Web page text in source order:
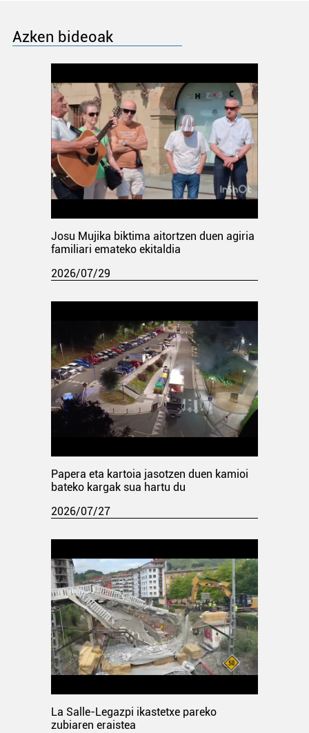
Azken bideoak
Josu Mujika biktima aitortzen duen agiria
familiari emateko ekitaldia
2026/07/29
Papera eta kartoia jasotzen duen kamioi
bateko kargak sua hartu du
2026/07/27
La Salle-Legazpi ikastetxe pareko
zubiaren eraistea